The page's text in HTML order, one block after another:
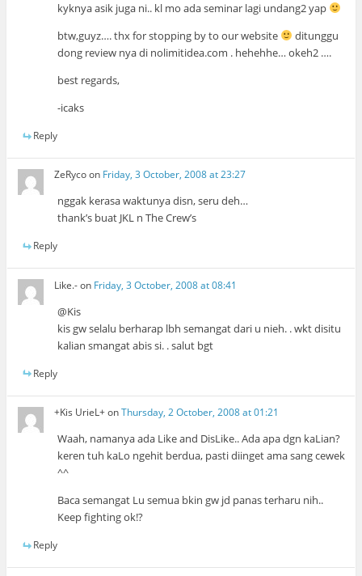
kyknya asik juga ni.. kl mo ada seminar lagi undang2 yap
btw,guyz…. thx for stopping by to our website
ditunggu
dong review nya di nolimitidea.com . hehehhe… okeh2 ….
best regards,
-icaks
Reply
ZeRycoon Friday, 3 October, 2008 at 23:27
nggak kerasa waktunya disn, seru deh…
thank’s buat JKL n The Crew’s
Reply
Like.-on Friday, 3 October, 2008 at 08:41
@Kis
kis gw selalu berharap lbh semangat dari u nieh. . wkt disitu
kalian smangat abis si. . salut bgt
Reply
+Kis UrieL+onThursday, 2 October, 2008 at 01:21
Waah, namanya ada Like and DisLike.. Ada apa dgn kaLian?
keren tuh kaLo ngehit berdua, pasti diinget ama sang cewek
^^
Baca semangat Lu semua bkin gw jd panas terharu nih..
Keep fighting ok!?
Reply